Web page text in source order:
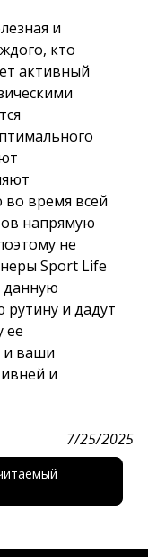
и
кто
активный
время всей
напрямую
не
Sport Life
данную
и дадут
ее
и ваши
и
7/25/2025